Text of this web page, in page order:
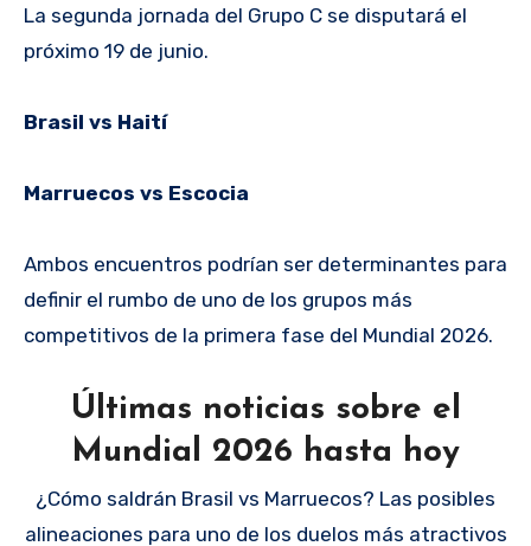
La segunda jornada del Grupo C se disputará el
próximo 19 de junio.
Brasil vs Haití
Marruecos vs Escocia
Ambos encuentros podrían ser determinantes para
definir el rumbo de uno de los grupos más
competitivos de la primera fase del Mundial 2026.
Últimas noticias sobre el
Mundial 2026 hasta hoy
¿Cómo saldrán Brasil vs Marruecos? Las posibles
alineaciones para uno de los duelos más atractivos